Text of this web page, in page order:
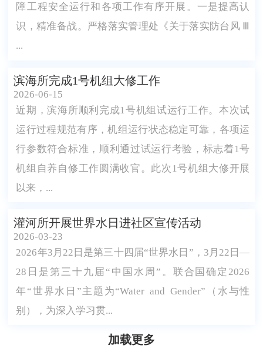
障工程安全运行和各项工作有序开展。一是提高认
识，精准备战。严格落实管理处《关于落实防台风 Ⅲ
...
滨海所完成1号机组大修工作
2026-06-15
近期，滨海所顺利完成1号机组试运行工作。本次试
运行过程规范有序，机组运行状态稳定可靠，各项运
行参数符合标准，顺利通过试运行考验，标志着1号
机组自养自修工作圆满收官。此次1号机组大修开展
以来，...
灌河所开展世界水日进社区宣传活动
2026-03-23
2026年3月22日是第三十四届“世界水日”，3月22日—
28日是第三十九届“中国水周”。联合国确定2026
年“世界水日”主题为“Water and Gender”（水与性
别），为深入学习贯...
加载更多